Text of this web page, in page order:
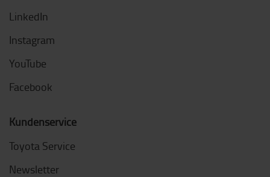
LinkedIn
Instagram
YouTube
Facebook
Kundenservice
Toyota Service
Newsletter